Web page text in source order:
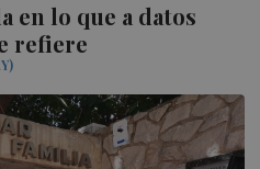
en lo que a datos
refiere